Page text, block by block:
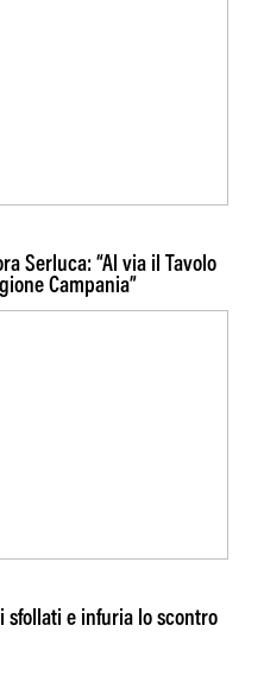
Serluca: “Al via il Tavolo
Campania”
sfollati e infuria lo scontro